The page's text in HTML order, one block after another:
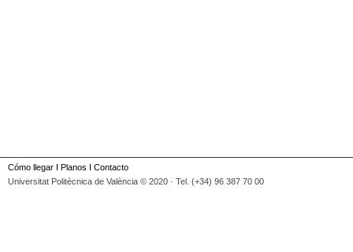
Cómo llegar I Planos I Contacto
Universitat Politècnica de València © 2020 · Tel. (+34) 96 387 70 00